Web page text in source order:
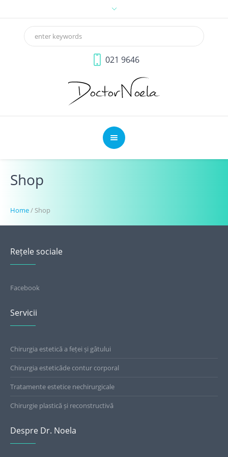
021 9646
Shop
Home/ Shop
Rețele sociale
Facebook
Servicii
Chirurgia estetică a feței și gâtului
Chirurgia esteticăde contur corporal
Tratamente estetice nechirurgicale
Chirurgie plastică și reconstructivă
Despre Dr. Noela